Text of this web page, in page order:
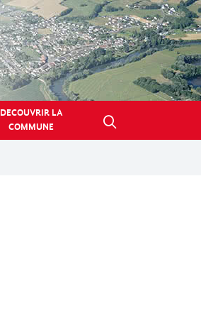
DECOUVRIR LA
COMMUNE